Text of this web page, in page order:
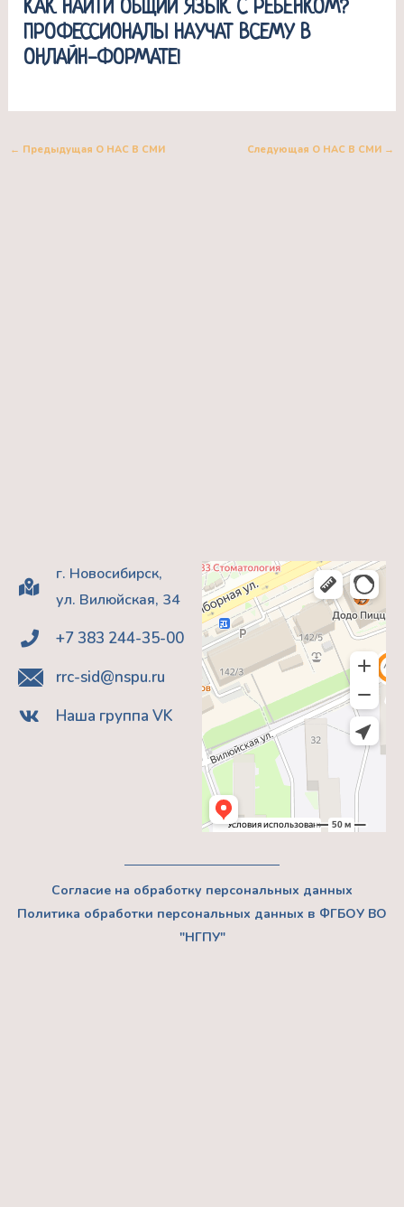
КАК НАЙТИ ОБЩИЙ ЯЗЫК С РЕБЁНКОМ?
ПРОФЕССИОНАЛЫ НАУЧАТ ВСЕМУ В
ОНЛАЙН-ФОРМАТЕ!
← Предыдущая О НАС В СМИ Следующая О НАС В СМИ →
г. Новосибирск,
ул. Вилюйская, 34
+7 383 244-35-00
rrc-sid@nspu.ru
Наша группа VK
Согласие на обработку персональных данных
Политика обработки персональных данных в ФГБОУ ВО
"НГПУ"